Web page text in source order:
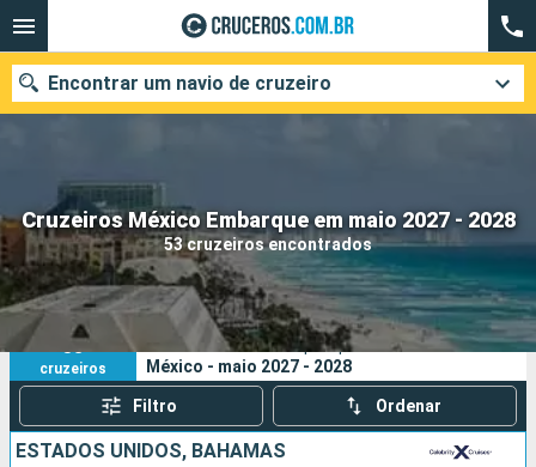
Cruzeiros México Embarque em maio 2027 - 2028
53 cruzeiros encontrados
Encontrar um navio de cruzeiro
Quando ir?
Data de partida
Cidades Companhias
Pesquisar
53
cruzeiros
Os seus critérios de pesquisa:
México - maio 2027 - 2028
Filtro Ordenar
ESTADOS UNIDOS, BAHAMAS